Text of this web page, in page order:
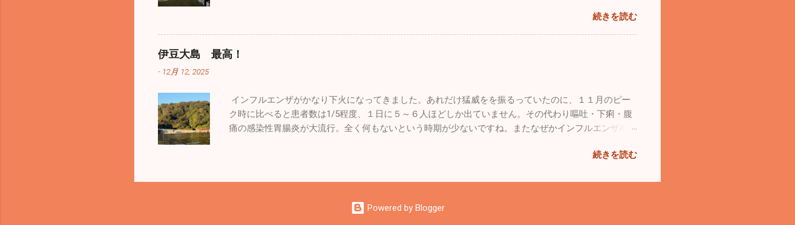
でお預けです。 他の仲間は初飛びを楽しんでいました。自分もどうしても空を飛びたかったので、他
の仲間の後席に乗せてもらい真冬の空の散歩をしました。いつも思うのですが自分が操縦せずに後席に
乗っていると「楽チン」と思われがちなんですが、なんとなく不安で怖いんです。もちろん操縦してい
が増えてきました。自分は花粉症がないので何とも言えませんが、敏感な方はもう来ているようです
ね。前回のブログにも書きましたが花粉症は症状がひどくなってから内服薬を服用しても、なかなかし
っかりした効果が出ません。早めに来院していただ...
防を心がけてください。 皆さんは年末年始はどのように過ごされましたか。自分は久しぶりに１週間
もお休みを頂いたのでワンコ達と九州旅行をしていました。 12/26診療終了後、横須賀港からフェリー
に乗って九州の門司に向かいました。24時間の船旅でしたが、なんか楽しくてあっという間でした。
船にはレストラン・カフェ・売店はもちろん、ジム・ゲームセンター・カラオケ・ミニシアター・お風
熊本の阿蘇山、鹿児島の桜島。めちゃくちゃ車で走りましたが、景色が綺麗で道路も空いていたので快
適なドライブでした。ちょこちょこ観光地を廻りながら年末年始を楽しみました。 お正月は熊本の阿
蘇山「大観峰」と言うところで初日の出を見ました。たまたま九州に来ていた友人２家族と大晦日に合
い数の見物客でした。 実はここでちょっとしたハプニングがあったんです。朝日を待っている時、隣
れると思うから来ていいですよ～」と声を掛けたら「申し訳ありませ～ん。ありがとうございます」と
言ってファインダーを真剣に覗き込み初日の出の瞬間を狙っていました。 無事初日の出も拝めて「さ
続きを読む
伊豆大島 最高！
- 12月 12, 2025
インフルエンザがかなり下火になってきました。あれだけ猛威をを振るっていたのに、１１月のピー
ク時に比べると患者数は1/5程度、１日に５～６人ほどしか出ていません。その代わり嘔吐・下痢・腹
痛の感染性胃腸炎が大流行。全く何もないという時期が少ないですね。またなぜかインフルエンザA型
できました。大島の漁師さんたちです。漁師さんのイメージって勝手に思い込んでいましたが、いかつ
ころは全くなし。スマートな感じでチョーイケメン。とても穏やかで紳士的。本当にカッチョイイ男た
り。自然がいっぱい。竹芝桟橋から高速船でわずか１時間ちょっと。なんて素晴らしいところなんだろ
続きを読む
Powered by Blogger